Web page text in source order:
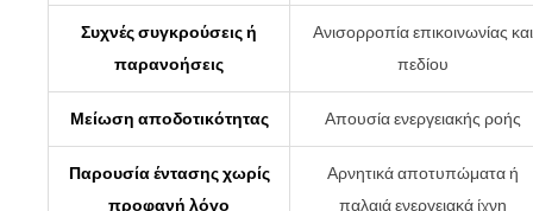
Συχνές συγκρούσεις ή
παρανοήσεις
Ανισορροπία επικοινωνίας και
πεδίου
Μείωση αποδοτικότητας Απουσία ενεργειακής ροής
Παρουσία έντασης χωρίς
προφανή λόγο
Αρνητικά αποτυπώματα ή
παλαιά ενεργειακά ίχνη